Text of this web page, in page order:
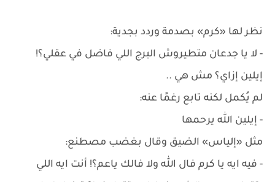
نظر لها «كرم» بصدمة وردد بجدية:
- لا يا جدعان متطيروش البرج اللي فاضل في عقلي؟!
إيلين إزاي؟ مش هي ..
لم يُكمل لكنه تابع رغمًا عنه:
- إيلين الله يرحمها
مثل «إلياس» الضيق وقال بغضب مصطنع:
- فيه ايه يا كرم فال الله ولا فالك ياعم؟! أنت ايه اللي